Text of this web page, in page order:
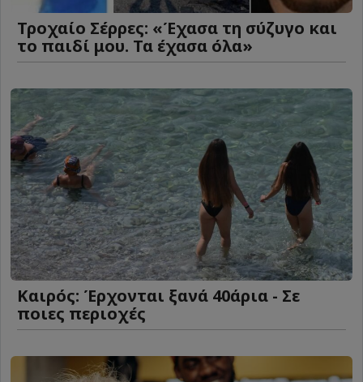
Τροχαίο Σέρρες: «Έχασα τη σύζυγο και
το παιδί μου. Τα έχασα όλα»
Καιρός: Έρχονται ξανά 40άρια - Σε
ποιες περιοχές